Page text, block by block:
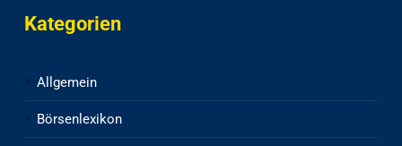
Kategorien
Allgemein
Börsenlexikon